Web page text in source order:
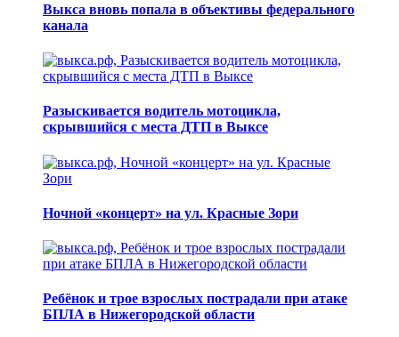
Выкса вновь попала в объективы федерального
канала
Разыскивается водитель мотоцикла,
скрывшийся с места ДТП в Выксе
Ночной «концерт» на ул. Красные Зори
Ребёнок и трое взрослых пострадали при атаке
БПЛА в Нижегородской области